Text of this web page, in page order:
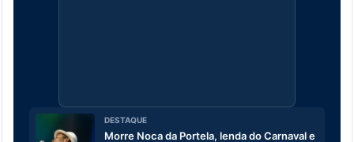
DESTAQUE
Morre Noca da Portela, lenda do Carnaval e